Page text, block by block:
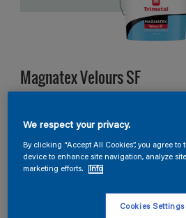
Magnatex Velours SF
NN.02.87
We respect your privacy.
By clicking “Accept All Cookies”, you agree
device to enhance site navigation, analyze
marketing efforts.
Info
Cookies Settings